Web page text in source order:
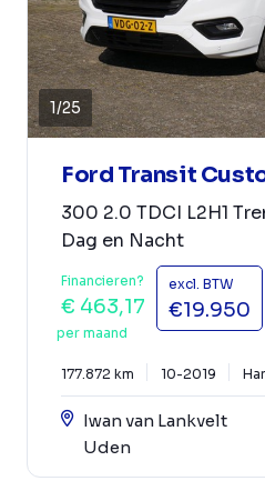
1/25
Ford Transit
300 2.0 TDCI L2H1
Dag en Nacht
Financieren?
€ 463,17
per maand
excl. BTW
€19.950
177.872 km 10-2019
Iwan van Lankvelt
Uden